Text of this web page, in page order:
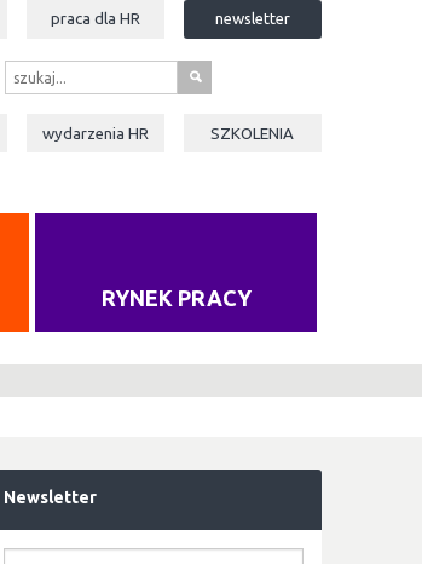
praca dla HR newsletter
s
wydarzenia HR SZKOLENIA
RYNEK PRACY
Newsletter